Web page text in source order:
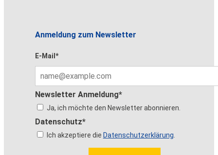
Anmeldung zum Newsletter
E-Mail*
Newsletter Anmeldung*
Ja, ich möchte den Newsletter abonnieren.
Datenschutz*
Ich akzeptiere die Datenschutzerklärung